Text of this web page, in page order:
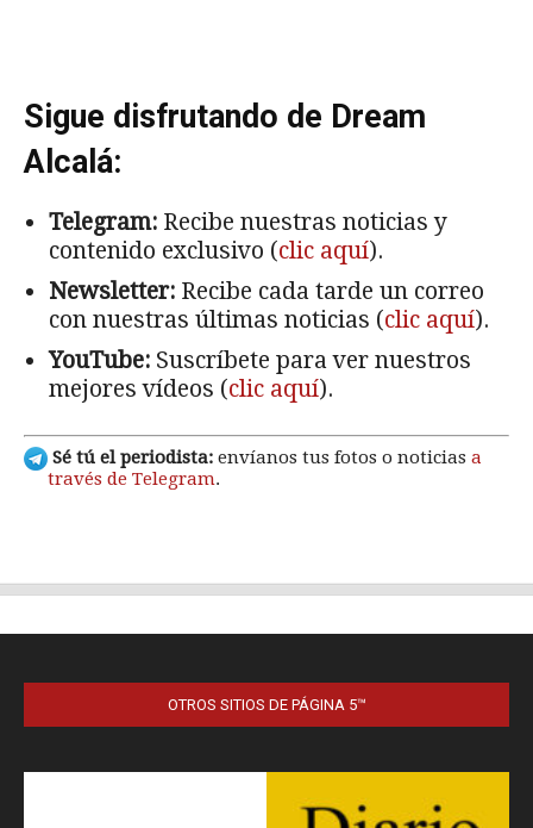
OTROS SITIOS DE PÁGINA 5™